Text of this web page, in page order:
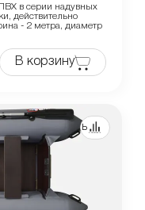
в серии надувных
действительно
- 2 метра, диаметр
В корзину
Сравнить